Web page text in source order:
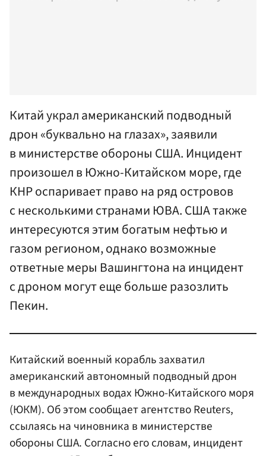
Китай украл американский подводный
дрон «буквально на глазах», заявили
в министерстве обороны США. Инцидент
произошел в Южно-Китайском море, где
КНР оспаривает право на ряд островов
с несколькими странами ЮВА. США также
интересуются этим богатым нефтью и
газом регионом, однако возможные
ответные меры Вашингтона на инцидент
с дроном могут еще больше разозлить
Пекин.
Китайский военный корабль захватил
американский автономный подводный дрон
в международных водах Южно-Китайского моря
(ЮКМ). Об этом сообщает агентство Reuters,
ссылаясь на чиновника в министерстве
обороны США. Согласно его словам, инцидент